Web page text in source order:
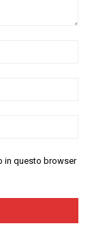
in questo browser